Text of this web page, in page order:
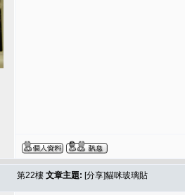
第22樓 文章主題: [分享]貓咪玻璃貼